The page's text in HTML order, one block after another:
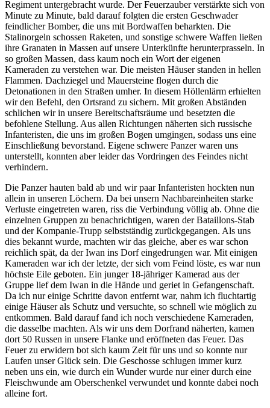
Regiment untergebracht wurde. Der Feuerzauber verstärkte sich von
Minute zu Minute, bald darauf folgten die ersten Geschwader
feindlicher Bomber, die uns mit Bordwaffen beharkten. Die
Stalinorgeln schossen Raketen, und sonstige schwere Waffen ließen
ihre Granaten in Massen auf unsere Unterkünfte herunterprasseln. In
so großen Massen, dass kaum noch ein Wort der eigenen
Kameraden zu verstehen war. Die meisten Häuser standen in hellen
Flammen. Dachziegel und Mauersteine flogen durch die
Detonationen in den Straßen umher. In diesem Höllenlärm erhielten
wir den Befehl, den Ortsrand zu sichern. Mit großen Abständen
schlichen wir in unsere Bereitschaftsräume und besetzten die
befohlene Stellung. Aus allen Richtungen näherten sich russische
Infanteristen, die uns im großen Bogen umgingen, sodass uns eine
Einschließung bevorstand. Eigene schwere Panzer waren uns
unterstellt, konnten aber leider das Vordringen des Feindes nicht
verhindern.
Die Panzer hauten bald ab und wir paar Infanteristen hockten nun
allein in unseren Löchern. Da bei unsern Nachbareinheiten starke
Verluste eingetreten waren, riss die Verbindung völlig ab. Ohne die
einzelnen Gruppen zu benachrichtigen, waren der Bataillons-Stab
und der Kompanie-Trupp selbstständig zurückgegangen. Als uns
dies bekannt wurde, machten wir das gleiche, aber es war schon
reichlich spät, da der Iwan ins Dorf eingedrungen war. Mit einigen
Kameraden war ich der letzte, der sich vom Feind löste, es war nun
höchste Eile geboten. Ein junger 18-jähriger Kamerad aus der
Gruppe lief dem Iwan in die Hände und geriet in Gefangenschaft.
Da ich nur einige Schritte davon entfernt war, nahm ich fluchtartig
einige Häuser als Schutz und versuchte, so schnell wie möglich zu
entkommen. Bald darauf fand ich noch verschiedene Kameraden,
die dasselbe machten. Als wir uns dem Dorfrand näherten, kamen
dort 50 Russen in unsere Flanke und eröffneten das Feuer. Das
Feuer zu erwidern bot sich kaum Zeit für uns und so konnte nur
Laufen unser Glück sein. Die Geschosse schlugen immer kurz
neben uns ein, wie durch ein Wunder wurde nur einer durch eine
Fleischwunde am Oberschenkel verwundet und konnte dabei noch
alleine fort.